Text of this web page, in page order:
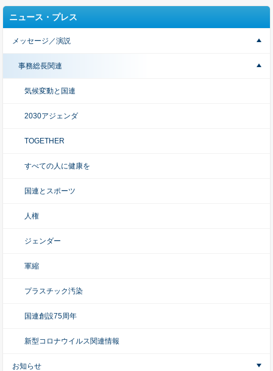
ニュース・プレス
メッセージ／演説
事務総長関連
気候変動と国連
2030アジェンダ
TOGETHER
すべての人に健康を
国連とスポーツ
人権
ジェンダー
軍縮
プラスチック汚染
国連創設75周年
新型コロナウイルス関連情報
お知らせ